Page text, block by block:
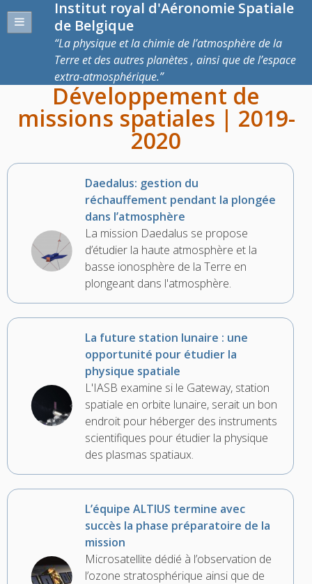
Institut royal d'Aéronomie Spatiale
de Belgique
La physique et la chimie de l’atmosphère de la
Terre et des autres planètes , ainsi que de l’espace
extra-atmosphérique.
Développement de
missions spatiales | 2019-
2020
Daedalus: gestion du
réchauffement pendant la plongée
dans l’atmosphère
La mission Daedalus se propose
d’étudier la haute atmosphère et la
basse ionosphère de la Terre en
plongeant dans l'atmosphère.
La future station lunaire : une
opportunité pour étudier la
physique spatiale
L'IASB examine si le Gateway, station
spatiale en orbite lunaire, serait un bon
endroit pour héberger des instruments
scientifiques pour étudier la physique
des plasmas spatiaux.
L’équipe ALTIUS termine avec
succès la phase préparatoire de la
mission
Microsatellite dédié à l’observation de
l’ozone stratosphérique ainsi que de